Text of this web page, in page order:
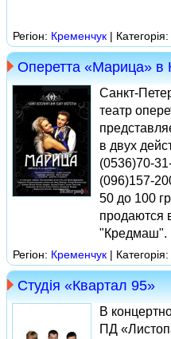
Регіон: Кременчук | Категорія:
Оперетта «Марица» в
Санкт-
театр
в двух
(0536)70-
(096)157-
50 до 100
продаются
"Кредмаш".
Регіон: Кременчук | Категорія:
Студія «Квартал 95»
В
ПД